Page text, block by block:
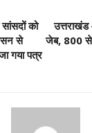
को
से
गया पत्र
उत्तराखंड
जेब, 800